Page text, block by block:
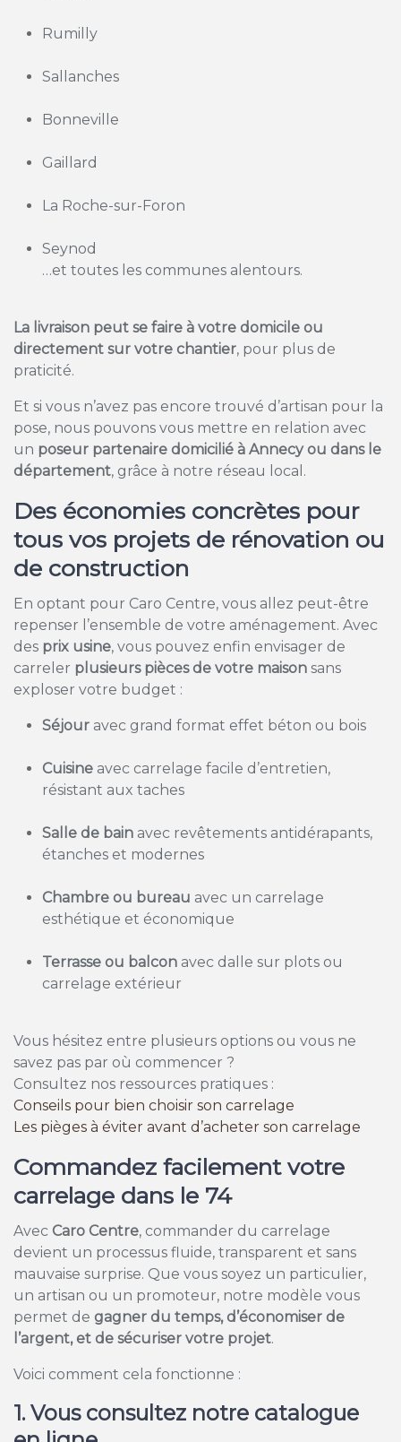
Rumilly
Sallanches
Bonneville
Gaillard
La Roche-sur-Foron
Seynod
…et toutes les communes alentours.
La livraison peut se faire à votre domicile ou
directement sur votre chantier, pour plus de
praticité.
Et si vous n’avez pas encore trouvé d’artisan pour la
pose, nous pouvons vous mettre en relation avec
un poseur partenaire domicilié à Annecy ou dans le
département, grâce à notre réseau local.
Des économies concrètes pour
tous vos projets de rénovation ou
de construction
En optant pour Caro Centre, vous allez peut-être
repenser l’ensemble de votre aménagement. Avec
des prix usine, vous pouvez enfin envisager de
carreler plusieurs pièces de votre maison sans
exploser votre budget :
Séjour avec grand format effet béton ou bois
Cuisine avec carrelage facile d’entretien,
résistant aux taches
Salle de bain avec revêtements antidérapants,
étanches et modernes
Chambre ou bureau avec un carrelage
esthétique et économique
Terrasse ou balcon avec dalle sur plots ou
carrelage extérieur
Vous hésitez entre plusieurs options ou vous ne
savez pas par où commencer ?
Consultez nos ressources pratiques :
Conseils pour bien choisir son carrelage
Les pièges à éviter avant d’acheter son carrelage
Commandez facilement votre
carrelage dans le 74
Avec Caro Centre, commander du carrelage
devient un processus fluide, transparent et sans
mauvaise surprise. Que vous soyez un particulier,
un artisan ou un promoteur, notre modèle vous
permet de gagner du temps, d’économiser de
l’argent, et de sécuriser votre projet.
Voici comment cela fonctionne :
1. Vous consultez notre catalogue